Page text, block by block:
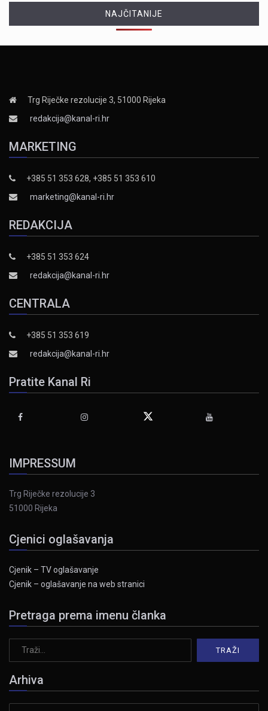
NAJČITANIJE
Trg Riječke rezolucije 3, 51000 Rijeka
redakcija@kanal-ri.hr
MARKETING
+385 51 353 628, +385 51 353 610
marketing@kanal-ri.hr
REDAKCIJA
+385 51 353 624
redakcija@kanal-ri.hr
CENTRALA
+385 51 353 619
redakcija@kanal-ri.hr
Pratite Kanal Ri
IMPRESSUM
Trg Riječke rezolucije 3
51000 Rijeka
Cjenici oglašavanja
Cjenik – TV oglašavanje
Cjenik – oglašavanje na web stranici
Pretraga prema imenu članka
Arhiva